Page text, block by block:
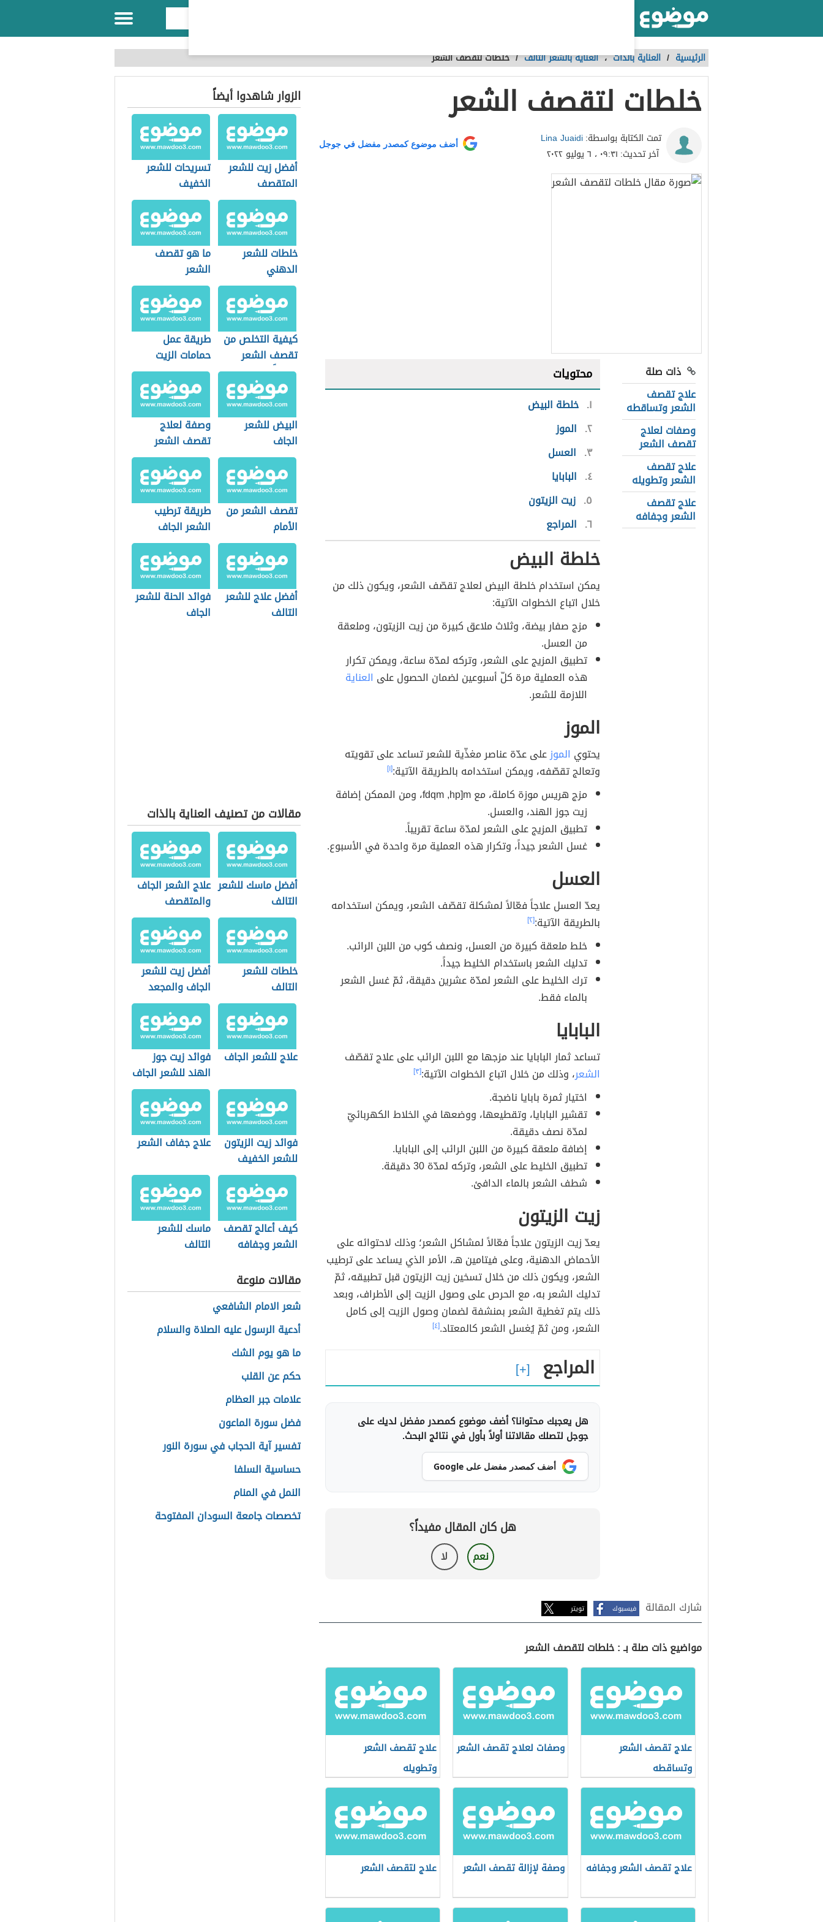
الرئيسية / العناية بالذات،العناية بالشعر التالف /خلطات لتقصف الشعر
خلطات لتقصف الشعر
تمت الكتابة بواسطة:Lina Juaidi
آخر تحديث: ٠٩:٣١ ، ٦ يوليو ٢٠٢٢
أضف موضوع كمصدر مفضل في جوجل
ذات صلة
علاج تقصف
الشعر وتساقطه
وصفات لعلاج
تقصف الشعر
علاج تقصف
الشعر وتطويله
علاج تقصف
الشعر وجفافه
محتويات
١ خلطة البيض
٢ الموز
٣ العسل
٤ البابايا
٥ زيت الزيتون
٦ المراجع
خلطة البيض
يمكن استخدام خلطة البيض لعلاج تقصّف الشعر، ويكون ذلك من
خلال اتباع الخطوات الآتية:
مزج صفار بيضة، وثلاث ملاعق كبيرة من زيت الزيتون، وملعقة
من العسل.
تطبيق المزيج على الشعر، وتركه لمدّة ساعة، ويمكن تكرار
هذه العملية مرة كلّ أسبوعين لضمان الحصول على العناية
اللازمة للشعر.
الموز
يحتوي الموزعلى عدّة عناصر مغذّية للشعر تساعد على تقويته
وتعالج تقصّفه، ويمكن استخدامه بالطريقة الآتية:[١]
مزج هريس موزة كاملة، مع fdqm ,hp]m، ومن الممكن إضافة
زيت جوز الهند، والعسل.
تطبيق المزيج على الشعر لمدّة ساعة تقريباً.
غسل الشعر جيداً، وتكرار هذه العملية مرة واحدة في الأسبوع.
العسل
يعدّ العسل علاجاً فعّالاً لمشكلة تقصّف الشعر، ويمكن استخدامه
بالطريقة الآتية:[٢]
خلط ملعقة كبيرة من العسل، ونصف كوب من اللبن الرائب.
تدليك الشعر باستخدام الخليط جيداً.
ترك الخليط على الشعر لمدّة عشرين دقيقة، ثمّ غسل الشعر
بالماء فقط.
البابايا
تساعد ثمار البابايا عند مزجها مع اللبن الرائب على علاج تقصّف
الشعر، وذلك من خلال اتباع الخطوات الآتية:[٣]
اختيار ثمرة بابايا ناضجة.
تقشير البابايا، وتقطيعها، ووضعها في الخلاط الكهربائيّ
لمدّة نصف دقيقة.
إضافة ملعقة كبيرة من اللبن الرائب إلى البابايا.
تطبيق الخليط على الشعر، وتركه لمدّة 30 دقيقة.
شطف الشعر بالماء الدافئ.
زيت الزيتون
يعدّ زيت الزيتون علاجاً فعّالاً لمشاكل الشعر؛ وذلك لاحتوائه على
الأحماض الدهنية، وعلى فيتامين هـ، الأمر الذي يساعد على ترطيب
الشعر، ويكون ذلك من خلال تسخين زيت الزيتون قبل تطبيقه، ثمّ
تدليك الشعر به، مع الحرص على وصول الزيت إلى الأطراف، وبعد
ذلك يتم تغطية الشعر بمنشفة لضمان وصول الزيت إلى كامل
الشعر، ومن ثمّ يُغسل الشعر كالمعتاد.[٤]
المراجع
هل يعجبك محتوانا؟ أضف موضوع كمصدر مفضل لديك على
جوجل لتصلك مقالاتنا أولاً بأول في نتائج البحث.
أضف كمصدر مفضل على Google
هل كان المقال مفيداً؟
نعم لا
شارك المقالة فيسبوك تويتر
مواضيع ذات صلة بـ : خلطات لتقصف الشعر
علاج تقصف الشعر
وتساقطه
وصفات لعلاج تقصف الشعر
علاج تقصف الشعر
وتطويله
علاج تقصف الشعر وجفافه وصفة لإزالة تقصف الشعر علاج لتقصف الشعر
الزوار شاهدوا أيضاً
أفضل زيت للشعر
المتقصف
تسريحات للشعر
الخفيف
خلطات للشعر
الدهني
ما هو تقصف
الشعر
كيفية التخلص من
تقصف الشعر
نهائياً
طريقة عمل
حمامات الزيت
للشعر
البيض للشعر
الجاف
وصفة لعلاج
تقصف الشعر
تقصف الشعر من
الأمام
طريقة ترطيب
الشعر الجاف
أفضل علاج للشعر
التالف
فوائد الحنة للشعر
الجاف
مقالات من تصنيف العناية بالذات
أفضل ماسك للشعر
التالف
علاج الشعر الجاف
والمتقصف
خلطات للشعر
التالف
أفضل زيت للشعر
الجاف والمجعد
علاج للشعر الجاف
فوائد زيت جوز
الهند للشعر الجاف
فوائد زيت الزيتون
للشعر الخفيف
علاج جفاف الشعر
كيف أعالج تقصف
الشعر وجفافه
ماسك للشعر
التالف
مقالات منوعة
شعر الامام الشافعي
أدعية الرسول عليه الصلاة والسلام
ما هو يوم الشك
حكم عن القلب
علامات جبر العظام
فضل سورة الماعون
تفسير آية الحجاب في سورة النور
حساسية السلفا
النمل في المنام
تخصصات جامعة السودان المفتوحة